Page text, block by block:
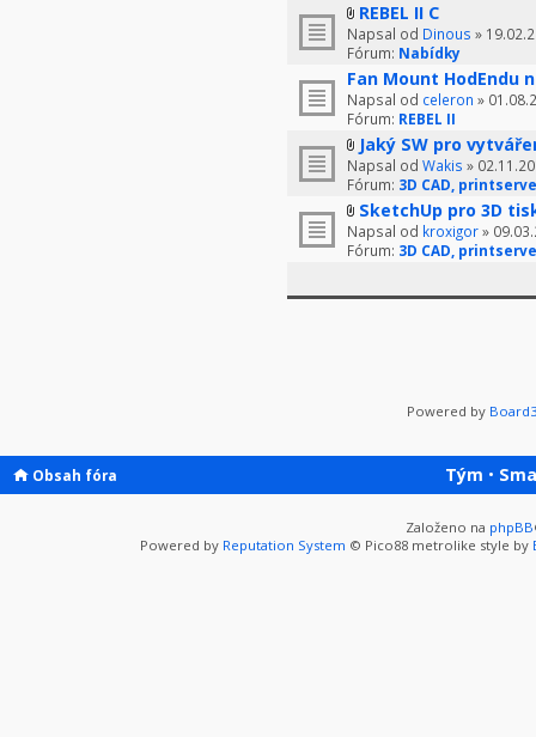
REBEL II C
Napsal od Dinous »
Fórum: Nabídky
Fan Mount HodEndu
Napsal od celeron »
Fórum: REBEL II
Jaký SW pro
Napsal od Wakis »
Fórum: 3D CAD,
SketchUp pro 3D
Napsal od kroxigor»
Fórum: 3D CAD,
Powered by
Obsah fóra Tým •
Založeno na phpBB
Powered by Reputation System © Pico88 metrolike style by